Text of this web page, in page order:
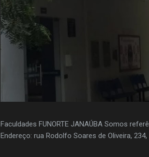
Faculdades FUNORTE JANAÚBA Somos
Endereço: rua Rodolfo Soares de Oliveira,